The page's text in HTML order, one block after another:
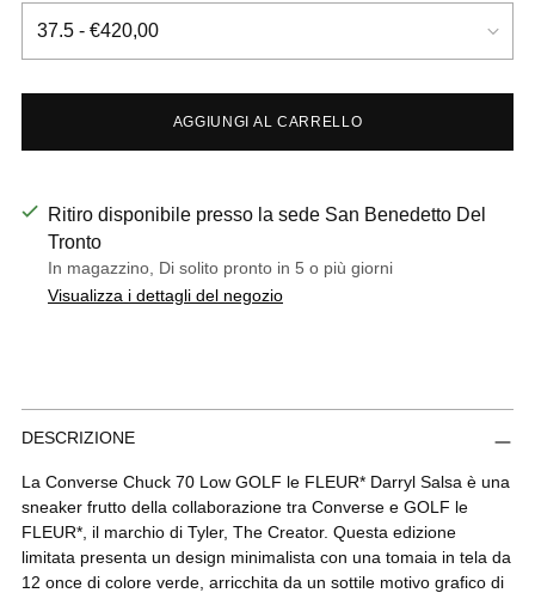
AGGIUNGI AL CARRELLO
Ritiro disponibile presso la sede San Benedetto Del
Tronto
In magazzino, Di solito pronto in 5 o più giorni
Visualizza i dettagli del negozio
Aggiungere
un
prodotto
carrello...
DESCRIZIONE
La Converse Chuck 70 Low GOLF le FLEUR* Darryl Salsa è una
sneaker frutto della collaborazione tra Converse e GOLF le
FLEUR*, il marchio di Tyler, The Creator. Questa edizione
limitata presenta un design minimalista con una tomaia in tela da
12 once di colore verde, arricchita da un sottile motivo grafico di